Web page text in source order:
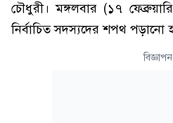
চৌধুরী। মঙ্গলবার (১৭
নির্বাচিত সদস্যদের শপথ পড়ানো
বিজ্ঞাপন